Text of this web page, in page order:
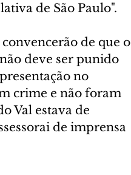
de São Paulo".
de que o
deve ser punido
no
crime e não foram
Val estava de
de imprensa